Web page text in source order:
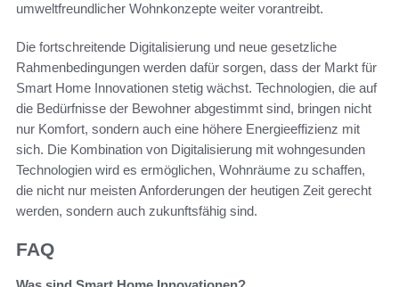
umweltfreundlicher Wohnkonzepte weiter vorantreibt.
Die fortschreitende Digitalisierung und neue gesetzliche
Rahmenbedingungen werden dafür sorgen, dass der Markt für
Smart Home Innovationen stetig wächst. Technologien, die auf
die Bedürfnisse der Bewohner abgestimmt sind, bringen nicht
nur Komfort, sondern auch eine höhere Energieeffizienz mit
sich. Die Kombination von Digitalisierung mit wohngesunden
Technologien wird es ermöglichen, Wohnräume zu schaffen,
die nicht nur meisten Anforderungen der heutigen Zeit gerecht
werden, sondern auch zukunftsfähig sind.
FAQ